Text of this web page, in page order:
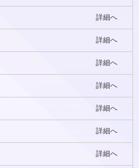
詳細へ
詳細へ
詳細へ
詳細へ
詳細へ
詳細へ
詳細へ